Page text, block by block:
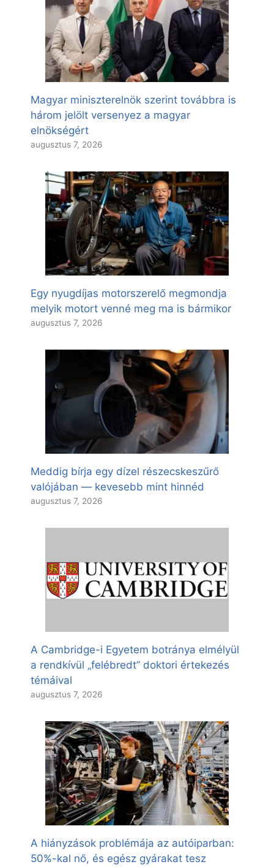
Magyar miniszterelnök szerint továbbra is
három jelölt versenyez a magyar
elnökségért
augusztus 7, 2026
Egy nyugdíjas motorszerelő megmondja
melyik motort venné meg ma is bármikor
augusztus 7, 2026
Meddig bírja egy dízel részecskeszűrő
valójában — kevesebb mint hinnéd
augusztus 7, 2026
A Cambridge-i Egyetem botránya elmélyül
a rendkívül „felébredt” doktori értekezés
témáival
augusztus 7, 2026
A hiányzások problémája az autóiparban:
50%-kal nő, és egész gyárakat tesz